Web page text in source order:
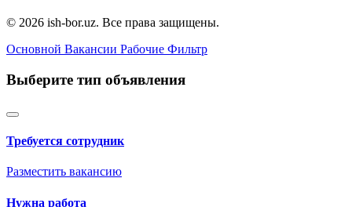
© 2026 ish-bor.uz. Все права защищены.
Основной Вакансии Рабочие Фильтр
Выберите тип объявления
Требуется сотрудник
Разместить вакансию
Нужна работа